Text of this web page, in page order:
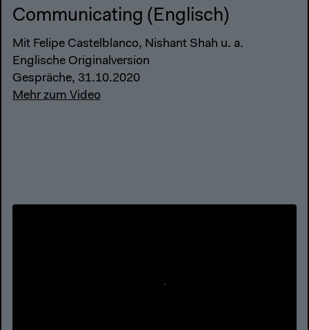
Communicating (Englisch)
Mit Felipe Castelblanco, Nishant Shah u. a.
Englische Originalversion
Gespräche, 31.10.2020
Mehr zum Video